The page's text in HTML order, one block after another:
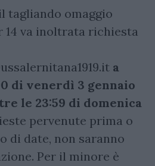
tagliando omaggio
14 va inoltrata richiesta
a
di venerdì 3 gennaio
le 23:59 di domenica
pervenute prima o
di date, non saranno
Per il minore è